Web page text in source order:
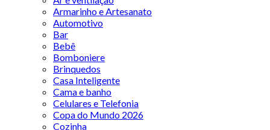
Armarinho e Artesanato
Automotivo
Bar
Bebê
Bomboniere
Brinquedos
Casa Inteligente
Cama e banho
Celulares e Telefonia
Copa do Mundo 2026
Cozinha